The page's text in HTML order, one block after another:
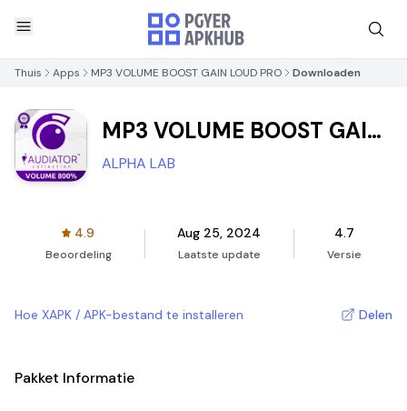
Thuis Apps MP3 VOLUME BOOST GAIN LOUD PRO Downloaden
MP3 VOLUME BOOST GAIN
LOUD PRO
ALPHA LAB
4.9
Beoordeling
Aug 25, 2024
Laatste update
4.7
Versie
Hoe XAPK / APK-bestand te installeren Delen
Pakket Informatie